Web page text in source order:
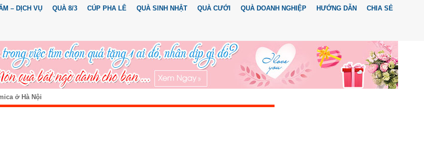
– DỊCH VỤ QUÀ 8/3 CÚP PHA LÊ QUÀ SINH NHẬT QUÀ CƯỚI QUÀ DOANH NGHIỆP HƯỚNG DẪN CHIA SẺ
ở Hà Nội